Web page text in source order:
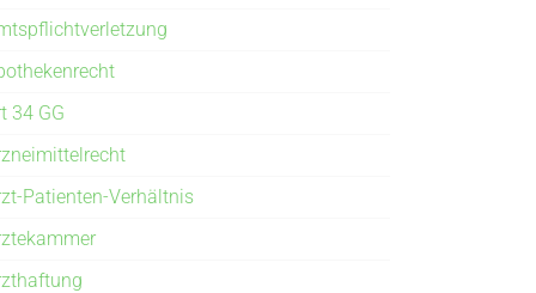
34 GG
Patienten-Verhältnis